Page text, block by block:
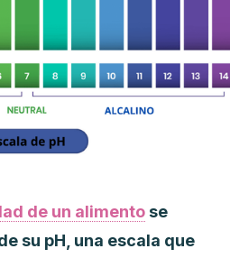
de un alimentose
su pH, una escala que